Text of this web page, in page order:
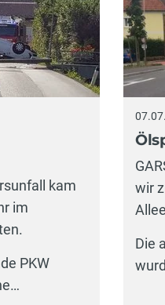
kam
im
PKW
wir
Die